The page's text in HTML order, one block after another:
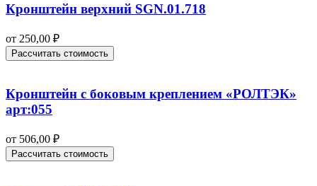
Кронштейн верхний SGN.01.718
от 250,00 ₽
Рассчитать стоимость
Кронштейн с боковым креплением «РОЛТЭК»
арт:055
от 506,00 ₽
Рассчитать стоимость